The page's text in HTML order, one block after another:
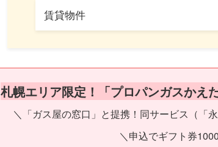
賃貸物件
札幌エリア限定！「プロパンガスかえ
＼「ガス屋の窓口」と提携！同サービス（「
＼申込でギフト券